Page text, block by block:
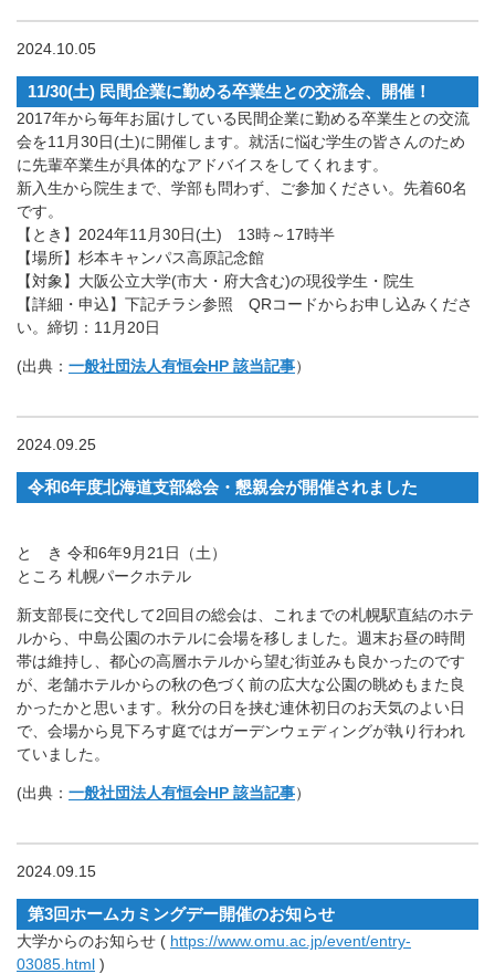
2024.10.05
11/30(土) 民間企業に勤める卒業生との交流会、開催！
2017年から毎年お届けしている民間企業に勤める卒業生との交流
会を11月30日(土)に開催します。就活に悩む学生の皆さんのため
に先輩卒業生が具体的なアドバイスをしてくれます。
新入生から院生まで、学部も問わず、ご参加ください。先着60名
です。
【とき】2024年11月30日(土) 13時～17時半
【場所】杉本キャンパス高原記念館
【対象】大阪公立大学(市大・府大含む)の現役学生・院生
【詳細・申込】下記チラシ参照 QRコードからお申し込みくださ
い。締切：11月20日
(出典： 一般社団法人有恒会HP 該当記事）
2024.09.25
令和6年度北海道支部総会・懇親会が開催されました
と き 令和6年9月21日（土）
ところ 札幌パークホテル
新支部長に交代して2回目の総会は、これまでの札幌駅直結のホテ
ルから、中島公園のホテルに会場を移しました。週末お昼の時間
帯は維持し、都心の高層ホテルから望む街並みも良かったのです
が、老舗ホテルからの秋の色づく前の広大な公園の眺めもまた良
かったかと思います。秋分の日を挟む連休初日のお天気のよい日
で、会場から見下ろす庭ではガーデンウェディングが執り行われ
ていました。
(出典： 一般社団法人有恒会HP 該当記事）
2024.09.15
第3回ホームカミングデー開催のお知らせ
大学からのお知らせ ( https://www.omu.ac.jp/event/entry-
03085.html )